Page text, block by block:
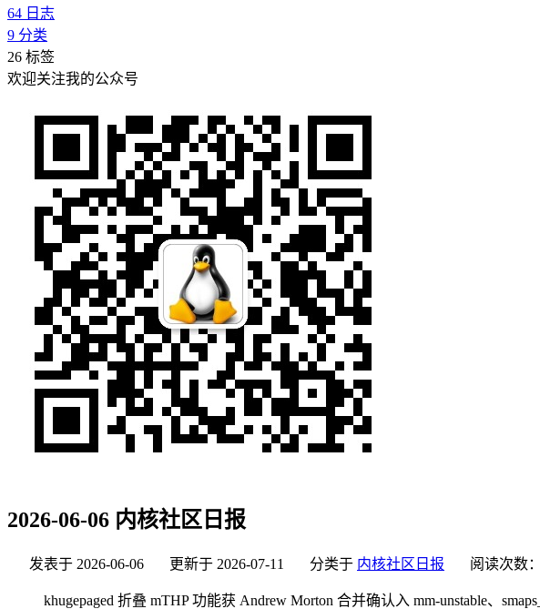
64 日志
9 分类
26 标签
欢迎关注我的公众号
2026-06-06 内核社区日报
发表于 2026-06-06 更新于 2026-07-11 分类于 内核社区日报 阅读次数：
khugepaged 折叠 mTHP 功能获 Andrew Morton 合并确认入 mm-unstable、